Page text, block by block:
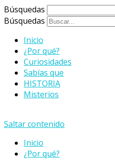
Búsquedas
Búsquedas
Inicio
¿Por qué?
Curiosidades
Sabías que
HISTORIA
Misterios
Saltar contenido
Inicio
¿Por qué?